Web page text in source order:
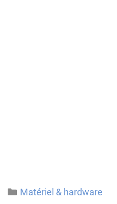
Catégories
Matériel & hardware